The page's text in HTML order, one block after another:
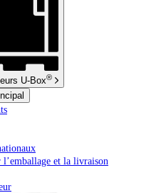
U-Box®
l’emballage et la livraison